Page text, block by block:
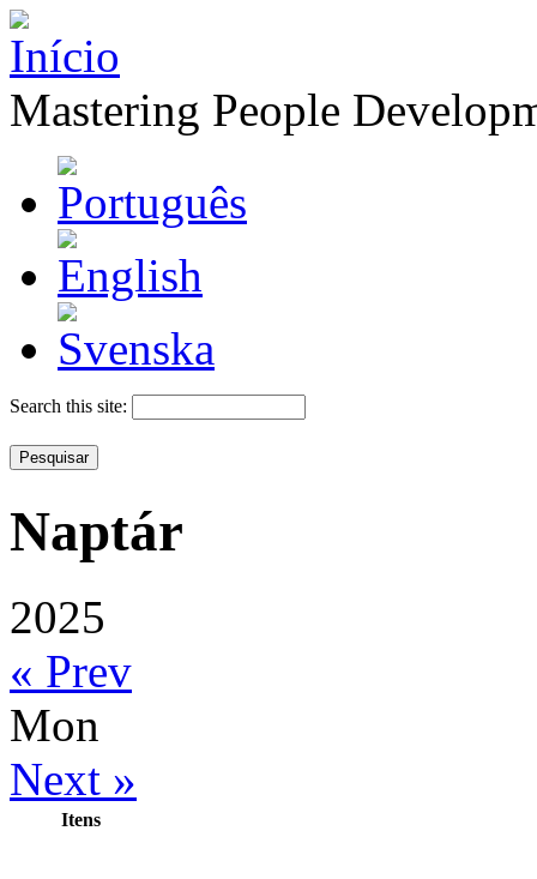
Mastering People
Search this site:
Naptár
2025
« Prev
Mon
Next »
Itens